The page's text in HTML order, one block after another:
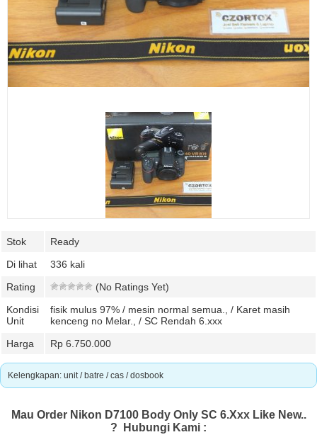
Stok
Ready
Di lihat
336 kali
Rating
(No Ratings Yet)
Kondisi
Unit
fisik mulus 97% / mesin normal semua., / Karet masih
kenceng no Melar., / SC Rendah 6.xxx
Harga
Rp 6.750.000
Kelengkapan: unit / batre / cas / dosbook
Mau Order Nikon D7100 Body Only SC 6.xxx Like New..
?
Hubungi Kami :